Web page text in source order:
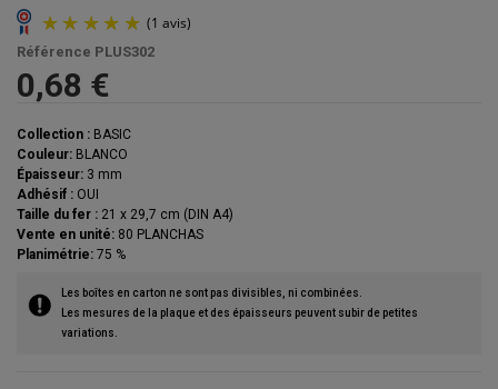
(1 avis)
Référence PLUS302
0,68 €
Collection : BASIC
Couleur: BLANCO
Épaisseur: 3 mm
Adhésif : OUI
Taille du fer : 21 x 29,7 cm (DIN A4)
Vente en unité: 80 PLANCHAS
Planimétrie: 75 %
Les boîtes en carton ne sont pas divisibles, ni combinées.
Les mesures de la plaque et des épaisseurs peuvent subir de petites
variations.